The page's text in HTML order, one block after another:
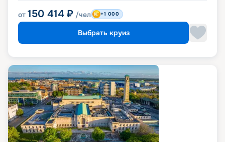
от 150 414 ₽ /чел +1 000
Выбрать круиз